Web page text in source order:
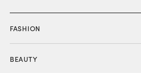
FASHION
BEAUTY